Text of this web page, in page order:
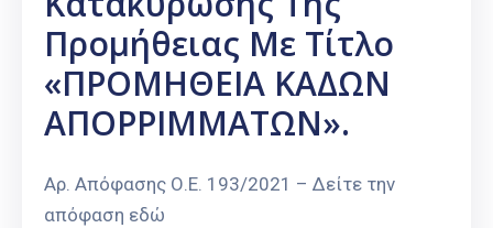
Προμήθειας Με Τίτλο
«ΠΡΟΜΗΘΕΙΑ ΚΑΔΩΝ
ΑΠΟΡΡΙΜΜΑΤΩΝ».
Αρ. Απόφασης Ο.Ε. 193/2021 – Δείτε την
απόφαση εδώ